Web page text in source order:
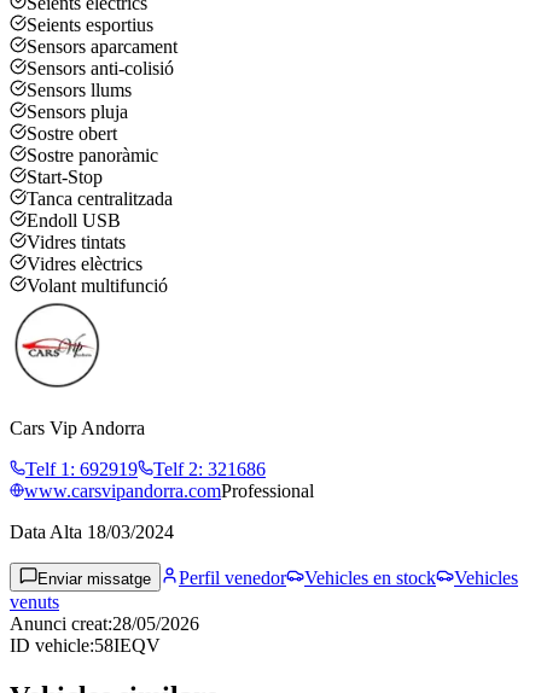
Seients esportius
Sensors aparcament
Sensors anti-colisió
Sensors llums
Sensors pluja
Sostre obert
Sostre panoràmic
Start-Stop
Tanca centralitzada
Endoll USB
Vidres tintats
Vidres elèctrics
Volant multifunció
Cars Vip Andorra
Telf 1 : 692919 Telf 2: 321686
www.carsvipandorra.comProfessional
Data Alta 18/03/2024
Enviar missatge Perfil venedor Vehicles en stock
Vehicles
venuts
Anunci creat:28/05/2026
ID vehicle:58IEQV